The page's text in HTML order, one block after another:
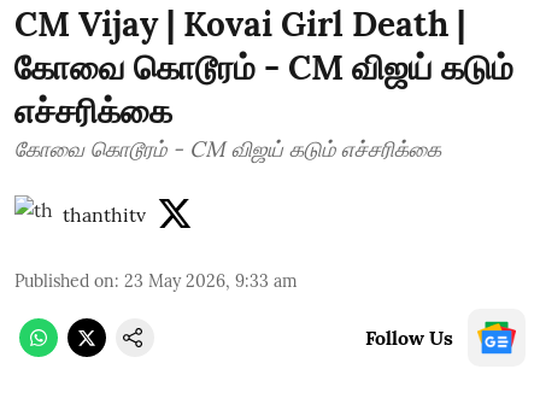
CM Vijay | Kovai Girl Death |
கோவை கொடூரம் - CM விஜய் கடும்
எச்சரிக்கை
கோவை கொடூரம் - CM விஜய் கடும் எச்சரிக்கை
thanthitv
Published on: 23 May 2026, 9:33 am
Follow Us